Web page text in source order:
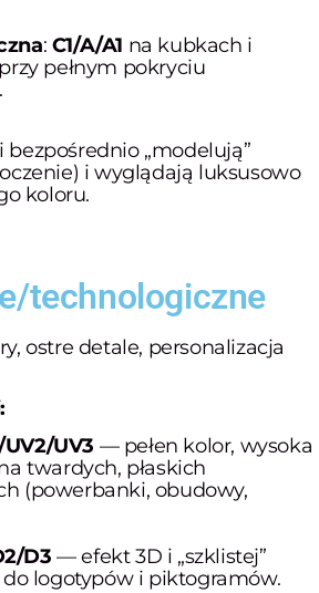
: C1/A/A1 na kubkach i
pełnym pokryciu
„modelują”
i wyglądają luksusowo
koloru.
technologiczne
ostre detale, personalizacja
UV2/UV3 — pełen kolor, wysoka
twardych, płaskich
(powerbanki, obudowy,
D3 — efekt 3D i „szklistej”
do logotypów i piktogramów.